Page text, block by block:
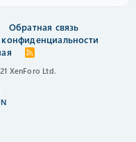
Обратная связь
R
S
XenForo Ltd.